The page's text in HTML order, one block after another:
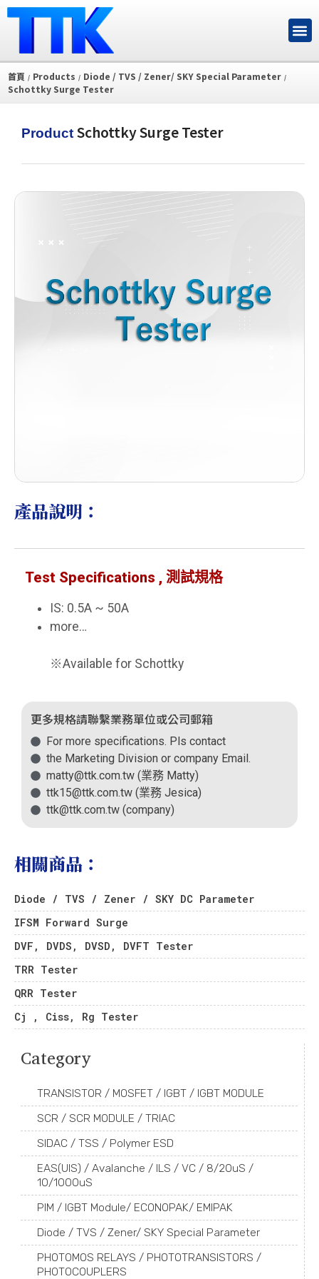
首頁 / Products / Diode / TVS / Zener/ SKY Special Parameter /
Schottky Surge Tester
Product Schottky Surge Tester
Category
TRANSISTOR / MOSFET / IGBT / IGBT MODULE
SCR / SCR MODULE / TRIAC
SIDAC / TSS / Polymer ESD
EAS(UIS) / Avalanche / ILS / VC / 8/20uS /
10/1000uS
PIM / IGBT Module/ ECONOPAK/ EMIPAK
Diode / TVS / Zener/ SKY Special Parameter
PHOTOMOS RELAYS / PHOTOTRANSISTORS /
PHOTOCOUPLERS
產品說明：
Test Specifications , 測試規格
IS: 0.5A ~ 50A
more…
※Available for Schottky
更多規格請聯繫業務單位或公司郵箱
For more specifications. Pls contact
the Marketing Division or company Email.
matty@ttk.com.tw (業務 Matty)
ttk15@ttk.com.tw (業務 Jesica)
ttk@ttk.com.tw (company)
相關商品：
Diode / TVS / Zener / SKY DC Parameter
IFSM Forward Surge
DVF, DVDS, DVSD, DVFT Tester
TRR Tester
QRR Tester
Cj , Ciss, Rg Tester